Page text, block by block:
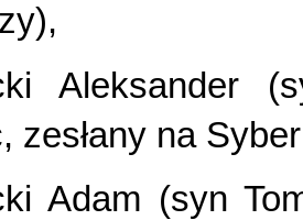
Aleksander
zesłany na
Adam (syn